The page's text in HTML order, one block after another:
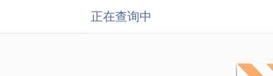
正在查询中